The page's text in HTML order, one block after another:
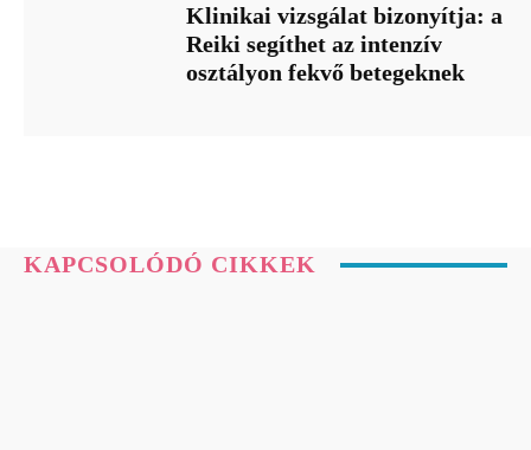
Klinikai vizsgálat bizonyítja: a
Reiki segíthet az intenzív
osztályon fekvő betegeknek
KAPCSOLÓDÓ CIKKEK